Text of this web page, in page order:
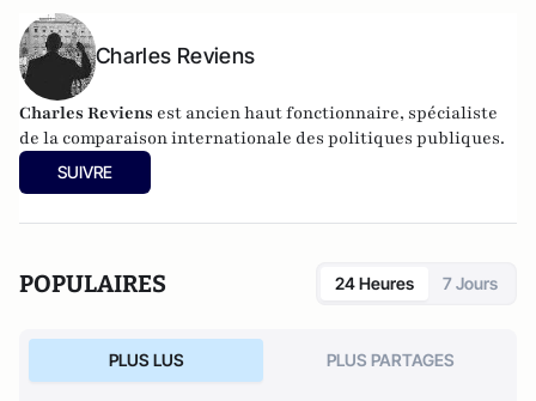
Charles Reviens
Charles Reviens est ancien haut fonctionnaire, spécialiste
de la comparaison internationale des politiques publiques.
SUIVRE
POPULAIRES 24 Heures 7 Jours
PLUS LUS PLUS PARTAGES